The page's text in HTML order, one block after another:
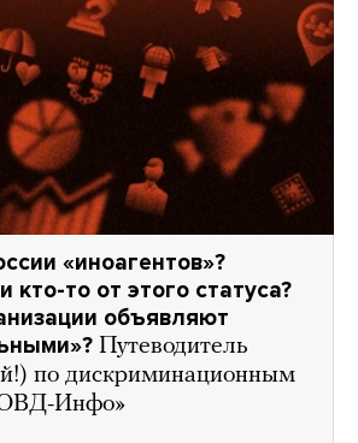
«иноагентов»?
кто-то от этого статуса?
объявляют
Путеводитель
по дискриминационным
Инфо»